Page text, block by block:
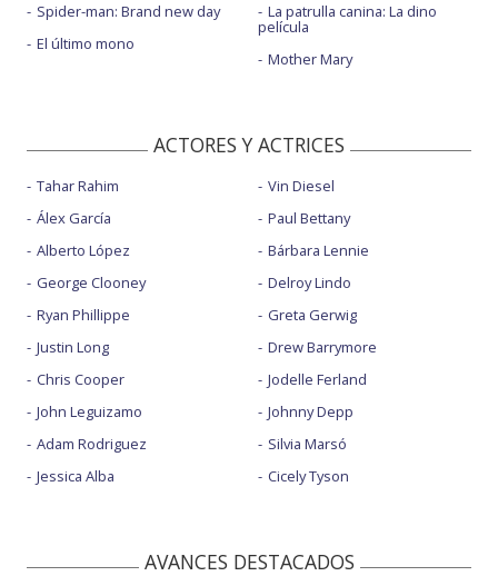
Spider-man: Brand new day
El último mono
La patrulla canina: La dino
película
Mother Mary
ACTORES Y ACTRICES
Tahar Rahim
Álex García
Alberto López
George Clooney
Ryan Phillippe
Justin Long
Chris Cooper
John Leguizamo
Adam Rodriguez
Jessica Alba
Vin Diesel
Paul Bettany
Bárbara Lennie
Delroy Lindo
Greta Gerwig
Drew Barrymore
Jodelle Ferland
Johnny Depp
Silvia Marsó
Cicely Tyson
AVANCES DESTACADOS